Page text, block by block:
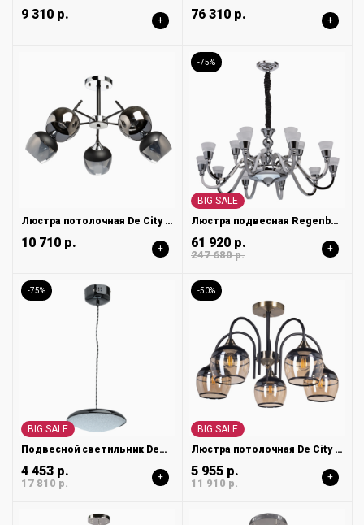
9 310 р. + 76 310 р. +
Люстра потолочная De City Альфа 324016605
10 710 р. +
-75%
BIG SALE
Люстра подвесная Regenbogen Ротенбург 659010615
61 920 р.
247 680 р. +
-75%
BIG SALE
Подвесной светильник DeMarkt Перегрина 703011201
4 453 р.
17 810 р. +
-50%
BIG SALE
Люстра потолочная De City Блеск 315015605
5 955 р.
11 910 р. +